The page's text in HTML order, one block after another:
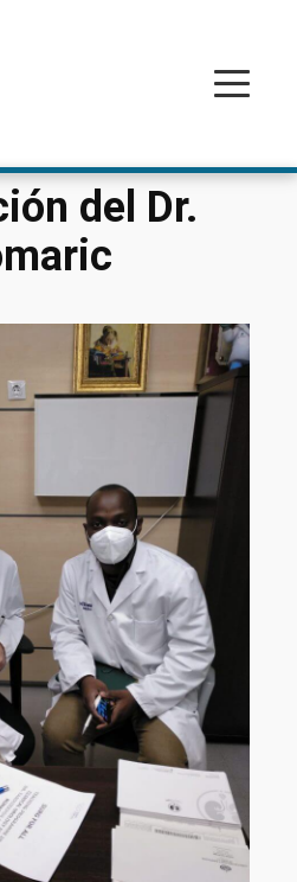
del Dr.